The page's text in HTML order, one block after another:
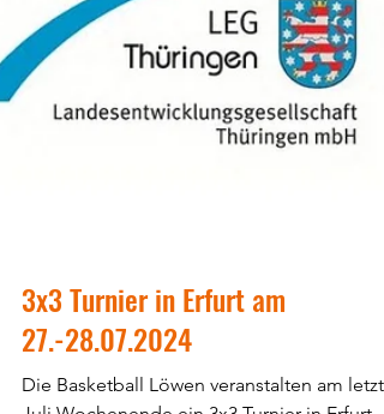
3x3 Turnier in Erfurt am
27.-28.07.2024